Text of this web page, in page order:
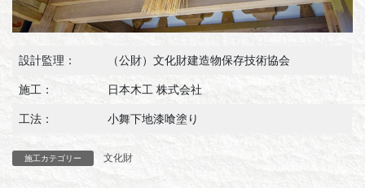
設計監理： （公財）文化財建造物保存技術協会
施工： 日本木工 株式会社
工法： 小舞下地漆喰塗り
施工カテゴリー 文化財